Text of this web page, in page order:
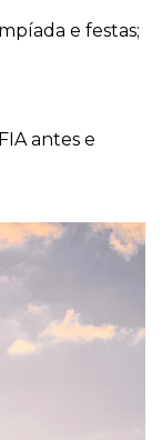
e festas;
antes e